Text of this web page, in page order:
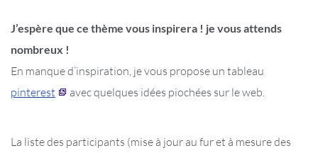
J’espère que ce thème vous inspirera ! je vous attends
nombreux !
En manque d’inspiration, je vous propose un tableau
pinterest
avec quelques idées piochées sur le web.
La liste des participants (mise à jour au fur et à mesure des